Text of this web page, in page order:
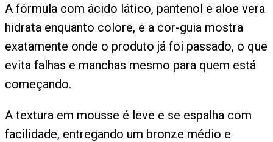
A fórmula com ácido lático, pantenol e aloe vera
hidrata enquanto colore, e a cor-guia mostra
exatamente onde o produto já foi passado, o que
evita falhas e manchas mesmo para quem está
começando.
A textura em mousse é leve e se espalha com
facilidade, entregando um bronze médio e